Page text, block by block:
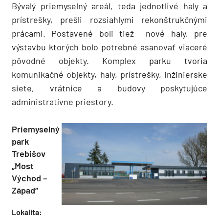
Bývalý priemyselný areál, teda jednotlivé haly a
prístrešky, prešli rozsiahlymi rekonštrukčnými
prácami. Postavené boli tiež nové haly, pre
výstavbu ktorých bolo potrebné asanovať viaceré
pôvodné objekty. Komplex parku tvoria
komunikačné objekty, haly, prístrešky, inžinierske
siete, vrátnice a budovy poskytujúce
administratívne priestory.
Priemyselný
park
Trebišov
„Most
Východ –
Západ“
Lokalita: